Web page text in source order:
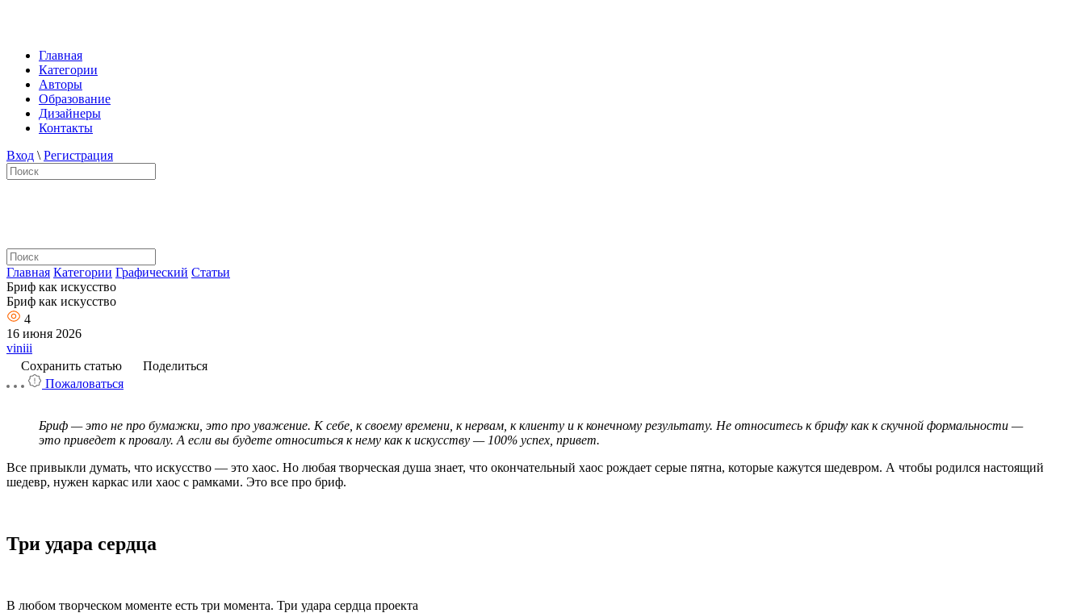
Главная
Категории
Авторы
Образование
Дизайнеры
Контакты
Вход \ Регистрация
Главная Категории Графический Статьи
Бриф как искусство
Бриф как искусство
4
16 июня 2026
viniii
Сохранить статью
Поделиться
Пожаловаться
Бриф — это не про бумажки, это про уважение. К себе, к своему времени, к нервам, к клиенту и к конечному результату. Не относитесь к брифу как к скучной формальности —
это приведет к провалу. А если вы будете относиться к нему как к искусству — 100% успех, привет.
Все привыкли думать, что искусство — это хаос. Но любая творческая душа знает, что окончательный хаос рождает серые пятна, которые кажутся шедевром. А чтобы родился настоящий
шедевр, нужен каркас или хаос с рамками. Это все про бриф.
Три удара сердца
В любом творческом моменте есть три момента. Три удара сердца проекта